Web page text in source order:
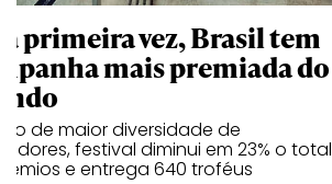
primeira vez, Brasil tem
mais premiada do
de maior diversidade de
festival diminui em 23% o total
e entrega 640 troféus